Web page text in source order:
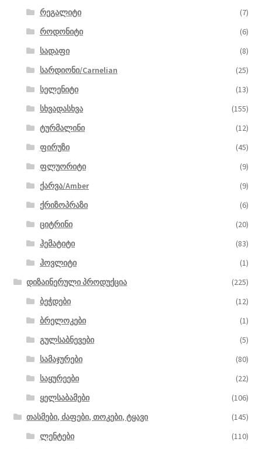
რეგალიტი
(7)
როდონიტი
(6)
სადაფი
(8)
სარდიონი/Carnelian
(25)
სელენიტი
(13)
სხვადასხვა
(155)
ტურმალინი
(12)
ფირუზი
(45)
ფლუორიტი
(9)
ქარვა/Amber
(9)
ქრიზოპრაზი
(6)
ციტრინი
(20)
ჰემატიტი
(83)
ჰოვლიტი
(1)
დიზაინერული პროდუქცია
(225)
ბეჭდები
(12)
ბრელოკები
(1)
გულსაბნევები
(5)
სამაჯურები
(80)
საყურეები
(22)
ყელსაბამები
(106)
თასმები, ძაფები, თოკები, ტყავი
(145)
ლენტები
(110)